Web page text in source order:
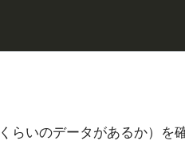
らいのデータがあるか）を